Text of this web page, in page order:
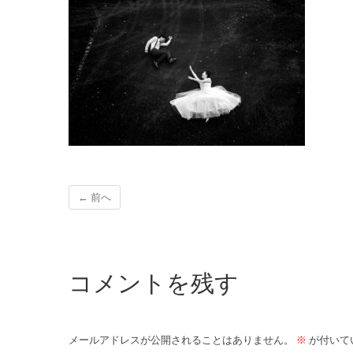
← 前へ
コメントを残す
メールアドレスが公開されることはありません。 ※ が付いて